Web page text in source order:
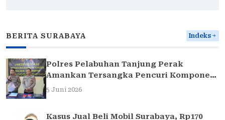
BERITA SURABAYA Indeks
Polres Pelabuhan Tanjung Perak
Amankan Tersangka Pencuri Komponen
Traffic Light di Surabaya
5 Juni 2026
Kasus Jual Beli Mobil Surabaya, Rp170